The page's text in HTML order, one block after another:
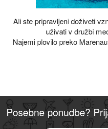
Ali ste pripravljeni doživeti
uživati v družbi
Najemi plovilo preko
Posebne ponudbe?